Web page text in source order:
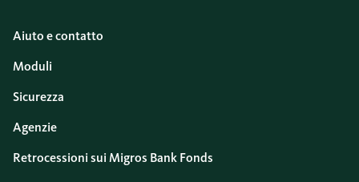
Aiuto e contatto
Moduli
Sicurezza
Agenzie
Retrocessioni sui Migros Bank Fonds